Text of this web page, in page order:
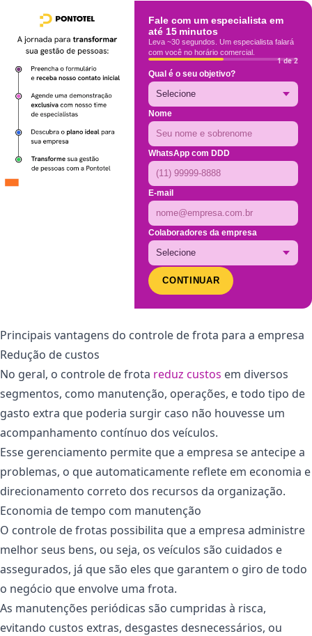
Fale com um especialista em
até 15 minutos
Leva ~30 segundos. Um especialista falará
com você no horário comercial.
1 de 2
Qual é o seu objetivo?
Nome
WhatsApp com DDD
E-mail
Colaboradores da empresa
CONTINUAR
Principais vantagens do controle de frota para a empresa
Redução de custos
No geral, o controle de frota reduz custos em diversos
segmentos, como manutenção, operações, e todo tipo de
gasto extra que poderia surgir caso não houvesse um
acompanhamento contínuo dos veículos.
Esse gerenciamento permite que a empresa se antecipe a
problemas, o que automaticamente reflete em economia e
direcionamento correto dos recursos da organização.
Economia de tempo com manutenção
O controle de frotas possibilita que a empresa administre
melhor seus bens, ou seja, os veículos são cuidados e
assegurados, já que são eles que garantem o giro de todo
o negócio que envolve uma frota.
As manutenções periódicas são cumpridas à risca,
evitando custos extras, desgastes desnecessários, ou